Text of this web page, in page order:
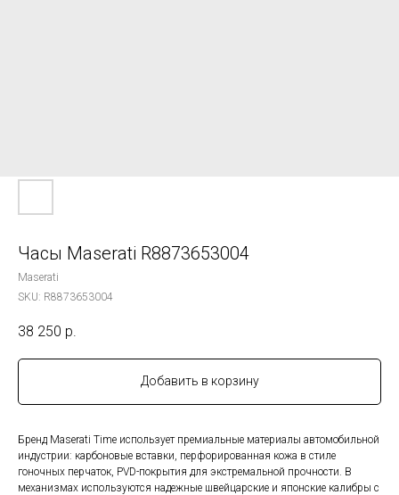
Часы Maserati R8873653004
Maserati
SKU: R8873653004
38 250 р.
Добавить в корзину
Бренд Maserati Time использует премиальные материалы автомобильной
индустрии: карбоновые вставки, перфорированная кожа в стиле
гоночных перчаток, PVD-покрытия для экстремальной прочности. В
механизмах используются надежные швейцарские и японские калибры с